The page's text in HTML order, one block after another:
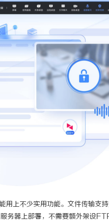
用上不少实用功能。文件传输支
务器上部署，不需要额外架设